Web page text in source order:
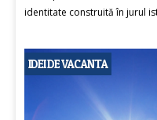
identitate construită în jurul
IDEI DE VACANTA